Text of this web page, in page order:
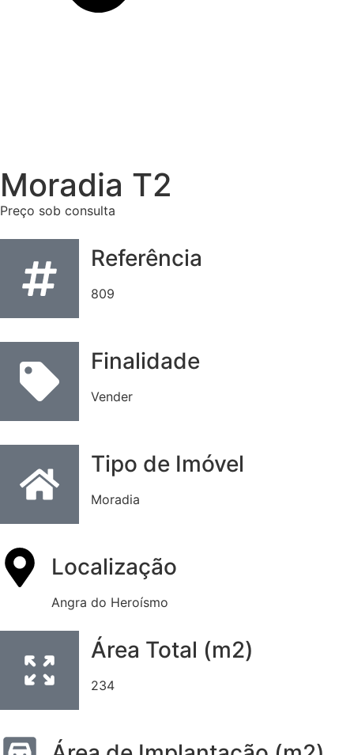
Moradia T2
Preço sob consulta
Referência
809
Finalidade
Vender
Tipo de Imóvel
Moradia
Localização
Angra do Heroísmo
Área Total (m2)
234